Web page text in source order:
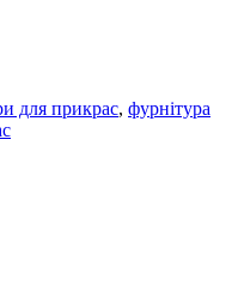
для прикрас, фурнітура